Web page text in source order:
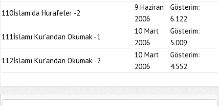
110İslam’da Hurafeler -2
9 Haziran
2006
Gösterim:
6.122
111İslamı Kur’andan Okumak -1
10 Mart
2006
Gösterim:
5.009
112İslamı Kur’andan Okumak -2
10 Mart
2006
Gösterim:
4.552